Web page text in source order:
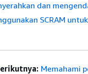
dan
SCRAM
Memahami